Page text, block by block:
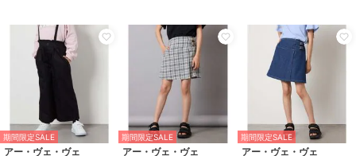
期間限定SALE
アー・ヴェ・ヴェ
期間限定SALE
アー・ヴェ・ヴェ
期間限定SALE
アー・ヴェ・ヴェ